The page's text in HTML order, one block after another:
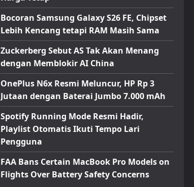
Bocoran Samsung Galaxy S26 FE, Chipset
Lebih Kencang tetapi RAM Masih Sama
Zuckerberg Sebut AS Tak Akan Menang
dengan Memblokir AI China
OnePlus N6x Resmi Meluncur, HP Rp 3
Jutaan dengan Baterai Jumbo 7.000 mAh
Spotify Running Mode Resmi Hadir,
Playlist Otomatis Ikuti Tempo Lari
Pengguna
FAA Bans Certain MacBook Pro Models on
Flights Over Battery Safety Concerns